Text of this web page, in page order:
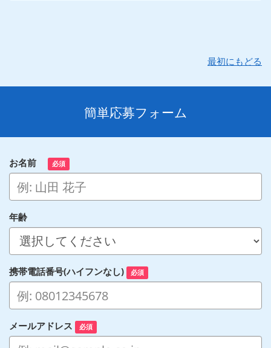
最初にもどる
簡単応募フォーム
お名前 必須
年齢
携帯電話番号(ハイフンなし) 必須
メールアドレス 必須